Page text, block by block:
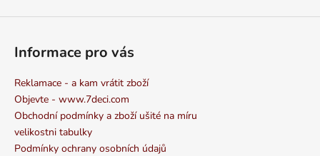
Informace pro vás
Reklamace - a kam vrátit zboží
Objevte - www.7deci.com
Obchodní podmínky a zboží ušité na míru
velikostni tabulky
Podmínky ochrany osobních údajů